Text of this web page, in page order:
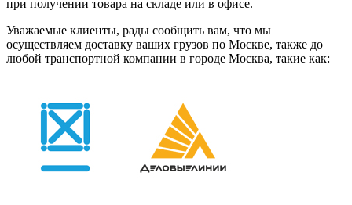
при получении товара на складе или в офисе.
Уважаемые клиенты, рады сообщить вам, что мы
осуществляем доставку ваших грузов по Москве, также до
любой транспортной компании в городе Москва, такие как: